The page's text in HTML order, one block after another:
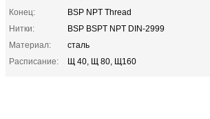
Конец:
BSP NPT Thread
Нитки:
BSP BSPT NPT DIN-2999
Материал:
сталь
Расписание:
Щ 40, Щ 80, Щ160